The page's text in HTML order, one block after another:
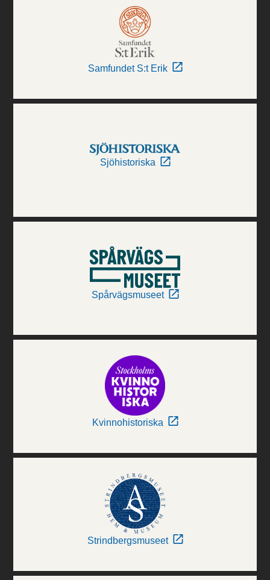
Samfundet S:t Erik
Sjöhistoriska
Spårvägsmuseet
Kvinnohistoriska
Strindbergsmuseet